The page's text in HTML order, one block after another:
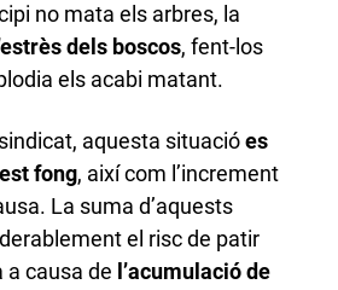
no mata els arbres, la
dels boscos, fent-los
els acabi matant.
aquesta situacióes
fong, així com l’increment
La suma d’aquests
el risc de patir
a causa de l’acumulació de